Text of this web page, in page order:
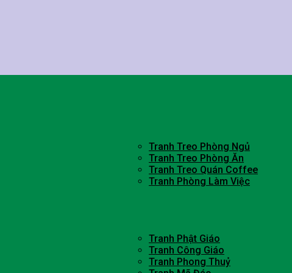
Tranh Treo Phòng Ngủ
Tranh Treo Phòng Ăn
Tranh Treo Quán Coffee
Tranh Phòng Làm Việc
Tranh Phật Giáo
Tranh Công Giáo
Tranh Phong Thuỷ